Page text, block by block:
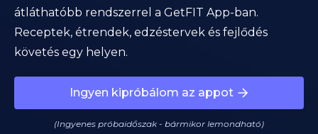
átláthatóbb rendszerrel a GetFIT App-ban.
Receptek, étrendek, edzéstervek és fejlődés
követés egy helyen.
Ingyen kipróbálom az appot
(Ingyenes próbaidőszak - bármikor lemondható)